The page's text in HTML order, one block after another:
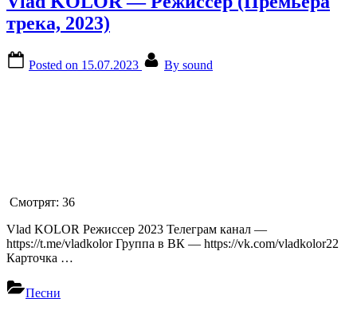
трека, 2023)
Posted on 15.07.2023 By sound
Смотрят: 36
Vlad KOLOR Режиссер 2023 Телеграм канал —
https://t.me/vladkolor Группа в ВК — https://vk.com/vladkolor22
Карточка …
Песни